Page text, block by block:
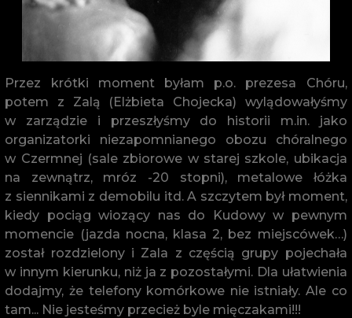
Przez krótki moment byłam p.o. prezesa Chóru,
potem z Zalą (Elżbieta Chojecka) wylądowałyśmy
w zarządzie i przeszłyśmy do historii m.in. jako
organizatorki niezapomnianego obozu chóralnego
w Czermnej (sale zbiorowe w starej szkole, ubikacja
na zewnątrz, mróz -20 stopni), metalowe łóżka
z siennikami z demobilu itd. A szczytem był moment,
kiedy pociąg wiozący nas do Kudowy w pewnym
momencie (jazda nocna, klasa 2, bez miejscówek…)
został rozdzielony i Zala z częścią grupy pojechała
w innym kierunku, niż ja z pozostałymi. Dla ułatwienia
dodajmy, że telefony komórkowe nie istniały. Ale co
tam... Nie jesteśmy przecież byle mięczakami!!!